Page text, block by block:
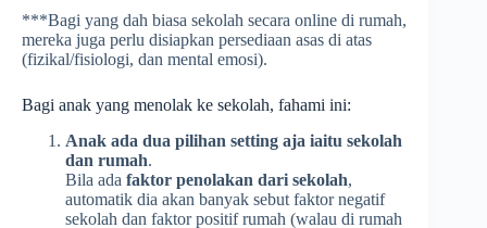
***Bagi yang dah biasa sekolah secara online di rumah,
mereka juga perlu disiapkan persediaan asas di atas
(fizikal/fisiologi, dan mental emosi).
Bagi anak yang menolak ke sekolah, fahami ini:
Anak ada dua pilihan setting aja iaitu sekolah
dan rumah.
Bila ada faktor penolakan dari sekolah,
automatik dia akan banyak sebut faktor negatif
sekolah dan faktor positif rumah (walau di rumah